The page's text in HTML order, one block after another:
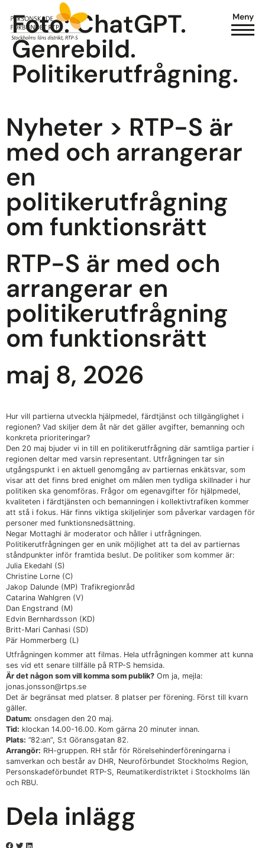
Meny
Foto: ChatGPT.
Genrebild.
Politikerutfrågning.
Nyheter > RTP-S är
med och arrangerar
en
politikerutfrågning
om funktionsrätt
RTP-S är med och
arrangerar en
politikerutfrågning
om funktionsrätt
maj 8, 2026
Hur vill partierna utveckla hjälpmedel, färdtjänst och tillgänglighet i
regionen? Vad skiljer dem åt när det gäller avgifter, bemanning och
konkreta prioriteringar?
Den 20 maj bjuder vi in till en politikerutfrågning där samtliga partier i
regionen deltar med varsin representant. Utfrågningen tar sin
utgångspunkt i en aktuell genomgång av partiernas enkätsvar, som
visar att det finns bred enighet om målen men tydliga skillnader i hur
politiken ska genomföras. Frågor om egenavgifter för hjälpmedel,
kvaliteten i färdtjänsten och bemanningen i kollektivtrafiken kommer
att stå i fokus. Här finns viktiga skiljelinjer som påverkar vardagen för
personer med funktionsnedsättning.
Negar Mottaghi är moderator och håller i utfrågningen.
Politikerutfrågningen ger en unik möjlighet att ta del av partiernas
ståndpunkter inför framtida beslut. De politiker som kommer är:
Julia Ekedahl (S)
Christine Lorne (C)
Jakop Dalunde (MP) Trafikregionråd
Catarina Wahlgren (V)
Dan Engstrand (M)
Edvin Bernhardsson (KD)
Britt-Mari Canhasi (SD)
Pär Hommerberg (L)
Utfrågningen kommer att filmas. Hela utfrågningen kommer att kunna
ses vid ett senare tillfälle på RTP-S hemsida.
Är det någon som vill komma som publik? Om ja, mejla:
jonas.jonsson@rtps.se
Det är begränsat med platser. 8 platser per förening. Först till kvarn
gäller.
Datum: onsdagen den 20 maj.
Tid: klockan 14.00-16.00. Kom gärna 20 minuter innan.
Plats: ”82:an”, S:t Göransgatan 82.
Arrangör: RH-gruppen. RH står för Rörelsehinderföreningarna i
samverkan och består av DHR, Neuroförbundet Stockholms Region,
Personskadeförbundet RTP-S, Reumatikerdistriktet i Stockholms län
och RBU.
Dela inlägg